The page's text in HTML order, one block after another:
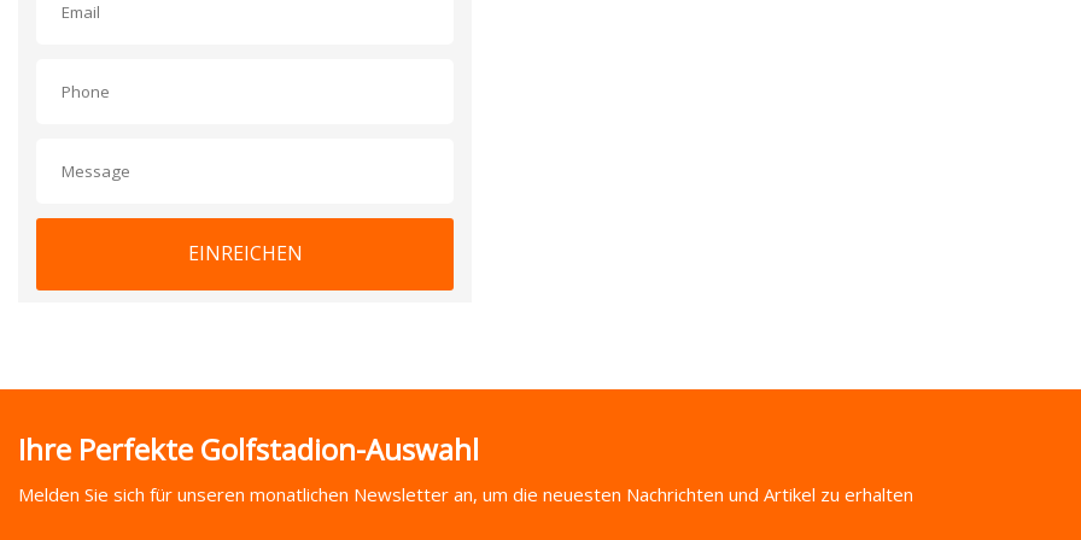
EINREICHEN
Ihre Perfekte Golfstadion-Auswahl
Melden Sie sich für unseren monatlichen Newsletter an, um die neuesten Nachrichten und Artikel zu erhalten